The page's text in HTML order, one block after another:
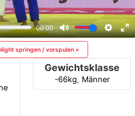
springen / vorspulen »
Gewichtsklasse
-66kg, Männer